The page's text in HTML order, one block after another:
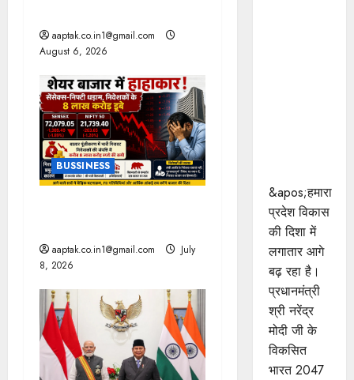
i
o
n
aaptak.co.in1@gmail.com
August 6, 2026
BUSSINESS
aaptak.co.in1@gmail.com
July
8, 2026
&apos;हमारा
प्रदेश विकास
की दिशा में
लगातार आगे
बढ़ रहा है।
प्रधानमंत्री
श्री नरेंद्र
मोदी जी के
विकसित
भारत 2047